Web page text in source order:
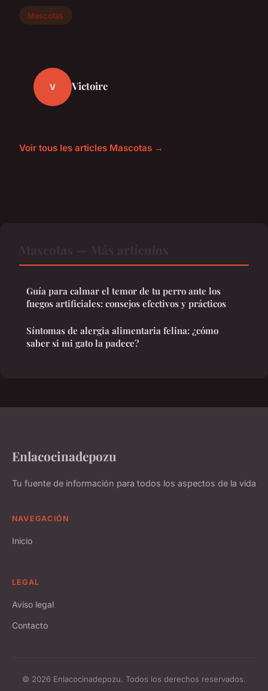
Mascotas
V Victoire
Voir tous les articles Mascotas →
Guía para calmar el temor de tu perro ante los
fuegos artificiales: consejos efectivos y prácticos
Síntomas de alergia alimentaria felina: ¿cómo
saber si mi gato la padece?
Enlacocinadepozu
Tu fuente de información para todos los aspectos de la vida
NAVEGACIÓN
Inicio
LEGAL
Aviso legal
Contacto
© 2026 Enlacocinadepozu. Todos los derechos reservados.